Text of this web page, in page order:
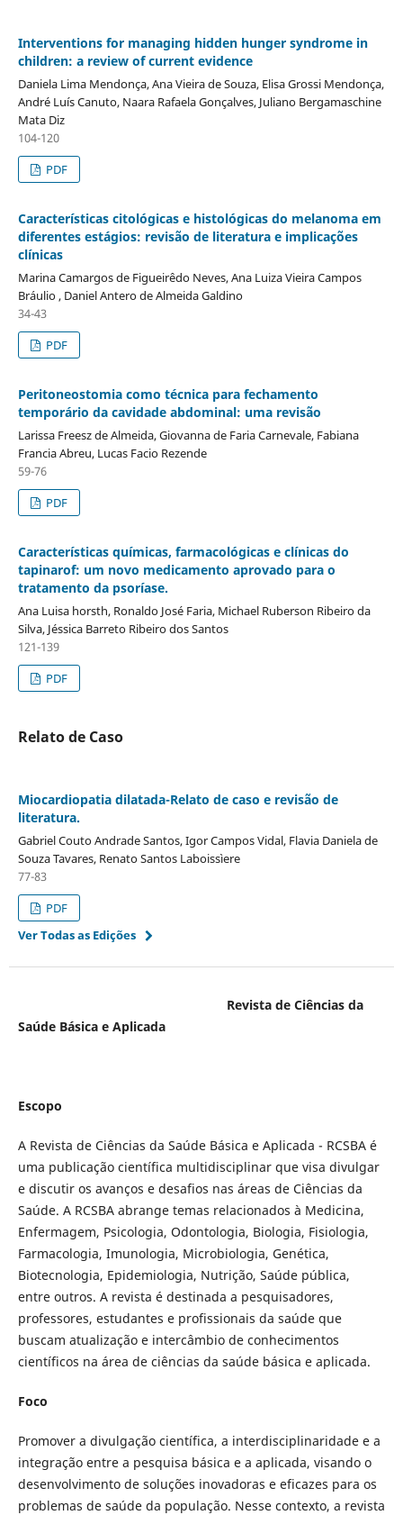
Interventions for managing hidden hunger syndrome in
children: a review of current evidence
Daniela Lima Mendonça, Ana Vieira de Souza, Elisa Grossi Mendonça,
André Luís Canuto, Naara Rafaela Gonçalves, Juliano Bergamaschine
Mata Diz
104-120
PDF
Características citológicas e histológicas do melanoma em
diferentes estágios: revisão de literatura e implicações
clínicas
Marina Camargos de Figueirêdo Neves, Ana Luiza Vieira Campos
Bráulio , Daniel Antero de Almeida Galdino
34-43
PDF
Peritoneostomia como técnica para fechamento
temporário da cavidade abdominal: uma revisão
Larissa Freesz de Almeida, Giovanna de Faria Carnevale, Fabiana
Francia Abreu, Lucas Facio Rezende
59-76
PDF
Características químicas, farmacológicas e clínicas do
tapinarof: um novo medicamento aprovado para o
tratamento da psoríase.
Ana Luisa horsth, Ronaldo José Faria, Michael Ruberson Ribeiro da
Silva, Jéssica Barreto Ribeiro dos Santos
121-139
PDF
Relato de Caso
Miocardiopatia dilatada-Relato de caso e revisão de
literatura.
Gabriel Couto Andrade Santos, Igor Campos Vidal, Flavia Daniela de
Souza Tavares, Renato Santos Laboissìere
77-83
PDF
Ver Todas as Edições
Revista de Ciências da
Saúde Básica e Aplicada
Escopo
A Revista de Ciências da Saúde Básica e Aplicada - RCSBA é
uma publicação científica multidisciplinar que visa divulgar
e discutir os avanços e desafios nas áreas de Ciências da
Saúde. A RCSBA abrange temas relacionados à Medicina,
Enfermagem, Psicologia, Odontologia, Biologia, Fisiologia,
Farmacologia, Imunologia, Microbiologia, Genética,
Biotecnologia, Epidemiologia, Nutrição, Saúde pública,
entre outros. A revista é destinada a pesquisadores,
professores, estudantes e profissionais da saúde que
buscam atualização e intercâmbio de conhecimentos
científicos na área de ciências da saúde básica e aplicada.
Foco
Promover a divulgação científica, a interdisciplinaridade e a
integração entre a pesquisa básica e a aplicada, visando o
desenvolvimento de soluções inovadoras e eficazes para os
problemas de saúde da população. Nesse contexto, a revista